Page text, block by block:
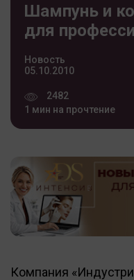
Шампунь и
для
Новость
05.10.2010
2482
1 мин на прочтение
Компания